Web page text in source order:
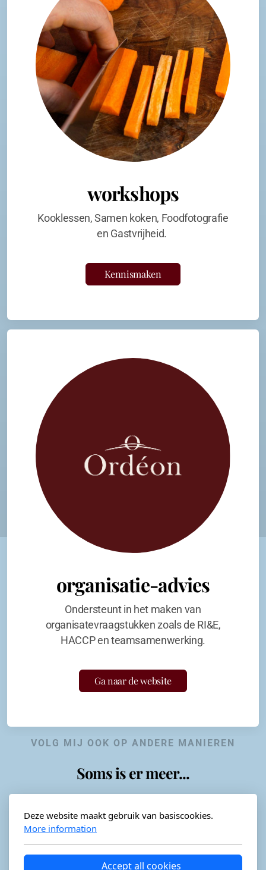
workshops
Kooklessen, Samen koken, Foodfotografie
en Gastvrijheid.
Kennismaken
organisatie-advies
Ondersteunt in het maken van
organisatevraagstukken zoals de RI&E,
HACCP en teamsamenwerking.
Ga naar de website
VOLG MIJ OOK OP ANDERE MANIEREN
Soms is er meer...
Horeca-advies
Deze website maakt gebruik van basiscookies.
More information
Accept all cookies